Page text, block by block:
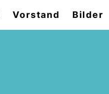
Vorstand Bilder